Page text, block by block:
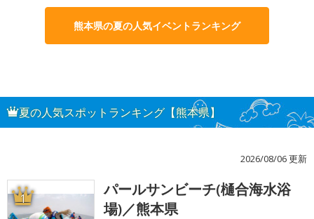
熊本県の夏の人気イベントランキング
夏の人気スポットランキング【熊本県】
2026/08/06 更新
1
パールサンビーチ(樋合海水浴
場)／熊本県